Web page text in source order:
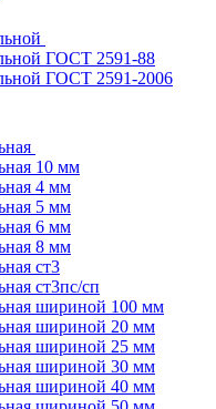
ГОСТ 2591-88
ГОСТ 2591-2006
10 мм
4 мм
5 мм
6 мм
8 мм
ст3
ст3пс/сп
шириной 100 мм
шириной 20 мм
шириной 25 мм
шириной 30 мм
шириной 40 мм